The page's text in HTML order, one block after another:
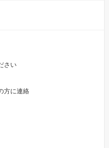
さい
方に連絡